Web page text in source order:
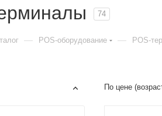
74
— POS-оборудование — POS-
По цене